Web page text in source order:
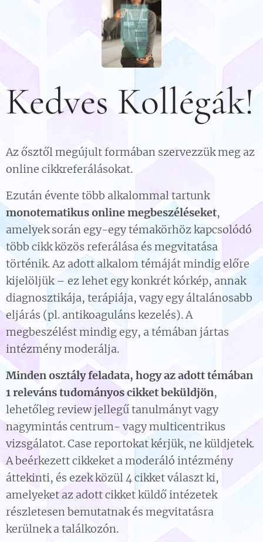
Kedves Kollégák!
Az ősztől megújult formában szervezzük meg az
online cikkreferálásokat.
Ezután évente több alkalommal tartunk
monotematikus online megbeszéléseket,
amelyek során egy-egy témakörhöz kapcsolódó
több cikk közös referálása és megvitatása
történik. Az adott alkalom témáját mindig előre
kijelöljük – ez lehet egy konkrét kórkép, annak
diagnosztikája, terápiája, vagy egy általánosabb
eljárás (pl. antikoaguláns kezelés). A
megbeszélést mindig egy, a témában jártas
intézmény moderálja.
Minden osztály feladata, hogy az adott témában
1 releváns tudományos cikket beküldjön,
lehetőleg review jellegű tanulmányt vagy
nagymintás centrum- vagy multicentrikus
vizsgálatot. Case reportokat kérjük, ne küldjetek.
A beérkezett cikkeket a moderáló intézmény
áttekinti, és ezek közül 4 cikket választ ki,
amelyeket az adott cikket küldő intézetek
részletesen bemutatnak és megvitatásra
kerülnek a találkozón.